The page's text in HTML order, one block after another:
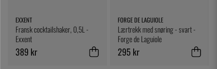
EXXENT
Fransk cocktailshaker, 0,5L -
Exxent
389 kr
FORGE DE LAGUIOLE
Lærtrekk med snøring - svart -
Forge de Laguiole
295 kr